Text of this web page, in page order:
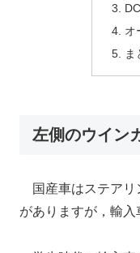
オ
ま
左側のウイン
国産車はステアリ
がありますが，輸入